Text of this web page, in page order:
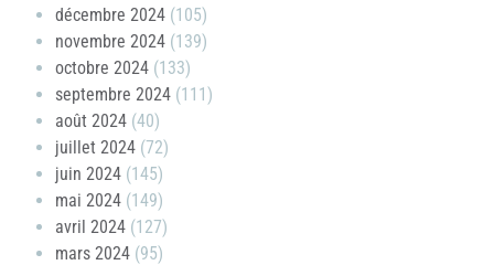
décembre 2024 (105)
novembre 2024 (139)
octobre 2024 (133)
septembre 2024 (111)
août 2024 (40)
juillet 2024 (72)
juin 2024 (145)
mai 2024 (149)
avril 2024 (127)
mars 2024 (95)